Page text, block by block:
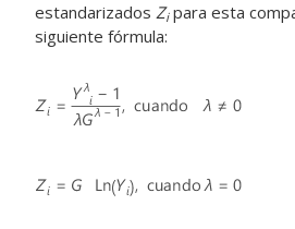
estandarizados Zipara esta
siguiente fórmula: